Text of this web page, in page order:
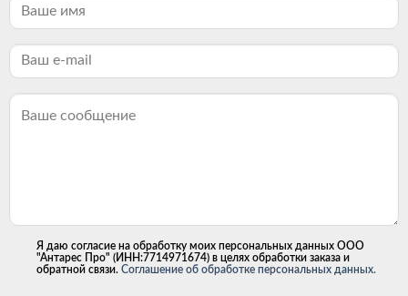
Я даю согласие на обработку моих персональных данных ООО
"Антарес Про" (ИНН:7714971674) в целях обработки заказа и
обратной связи. Соглашение об обработке персональных данных.